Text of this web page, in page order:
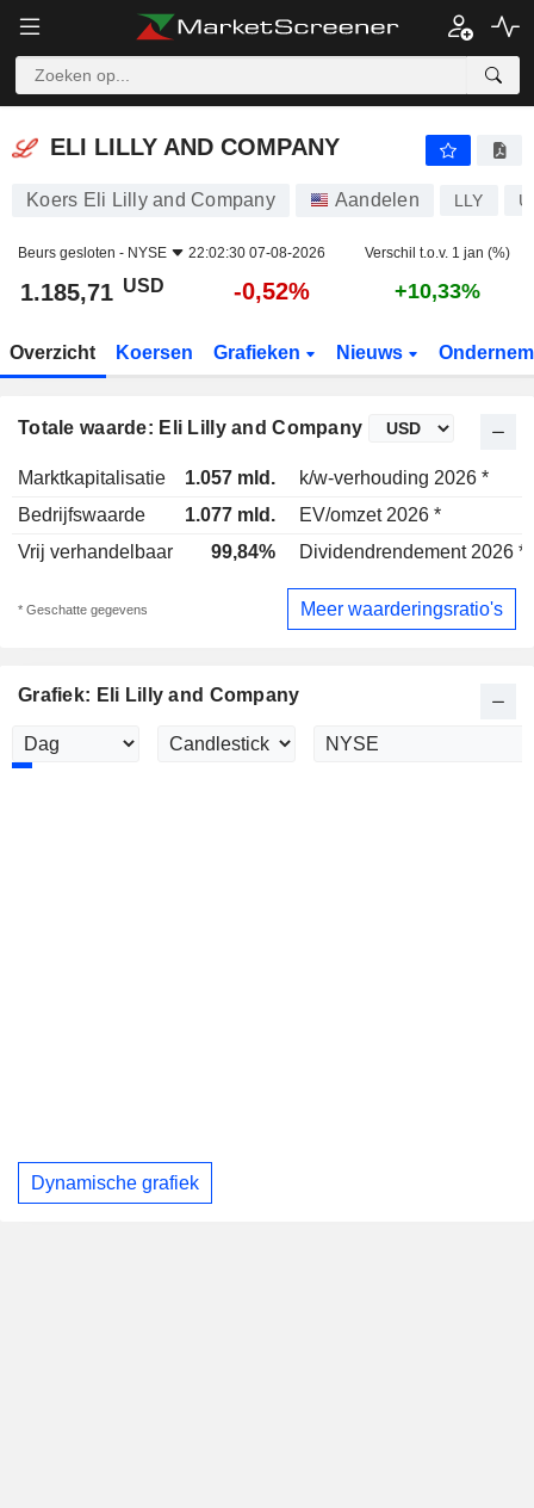
ELI LILLY AND COMPANY
ELI LILLY AND COMPANY
Koers Eli Lilly and Company Aandelen LLY
Beurs gesloten - NYSE 22:02:30 07-08-2026 Verschil t.o.v. 1 jan (%)
1.185,71 USD -0,52% +10,33%
Overzicht Koersen Grafieken Nieuws
Totale waarde: Eli Lilly and Company
Marktkapitalisatie 1.057 mld.
k/w-verhouding 2026 *
Bedrijfswaarde
1.077 mld.
EV/omzet 2026 *
Vrij verhandelbaar
99,84% Dividendrendement 2026 *
* Geschatte gegevens Meer waarderingsratio's
Grafiek: Eli Lilly and Company
Dynamische grafiek